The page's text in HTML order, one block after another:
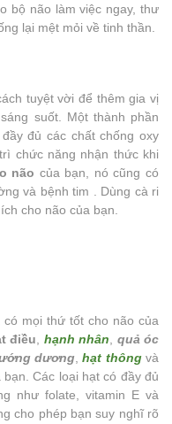
bộ não làm việc ngay, thư
lại mệt mỏi về tinh thần.
tuyệt vời để thêm gia vị
suốt. Một thành phần
đủ các chất chống oxy
chức năng nhận thức khi
não của bạn, nó cũng có
và bệnh tim . Dùng cà ri
cho não của bạn.
có mọi thứ tốt cho não của
điều, hạnh nhân, quả óc
dương,hạt thôngvà
Các loại hạt có đầy đủ
như folate, vitamin E và
cho phép bạn suy nghĩ rõ